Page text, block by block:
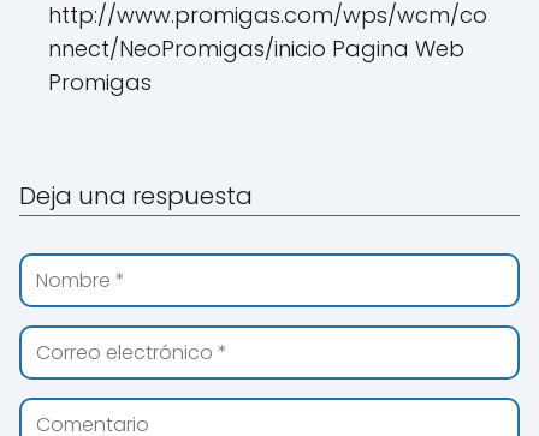
http://www.promigas.com/wps/wcm/co
nnect/NeoPromigas/inicio Pagina Web
Promigas
Deja una respuesta